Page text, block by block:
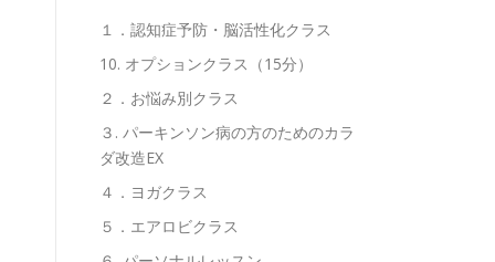
１．認知症予防・脳活性化クラス
10. オプションクラス（15分）
２．お悩み別クラス
３. パーキンソン病の方のためのカラ
ダ改造EX
４．ヨガクラス
５．エアロビクラス